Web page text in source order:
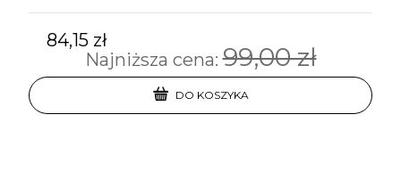
84,15 zł
Najniższa cena:99,00 zł
DO KOSZYKA